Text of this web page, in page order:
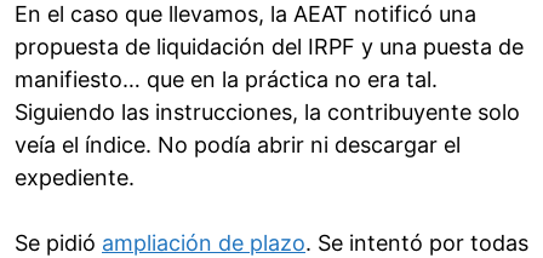
En el caso que llevamos, la AEAT notificó una
propuesta de liquidación del IRPF y una puesta de
manifiesto… que en la práctica no era tal.
Siguiendo las instrucciones, la contribuyente solo
veía el índice. No podía abrir ni descargar el
expediente.
Se pidió ampliación de plazo. Se intentó por todas